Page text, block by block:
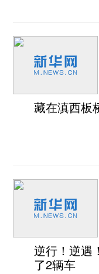
藏在滇西板
逆行！逆遇
了2辆车